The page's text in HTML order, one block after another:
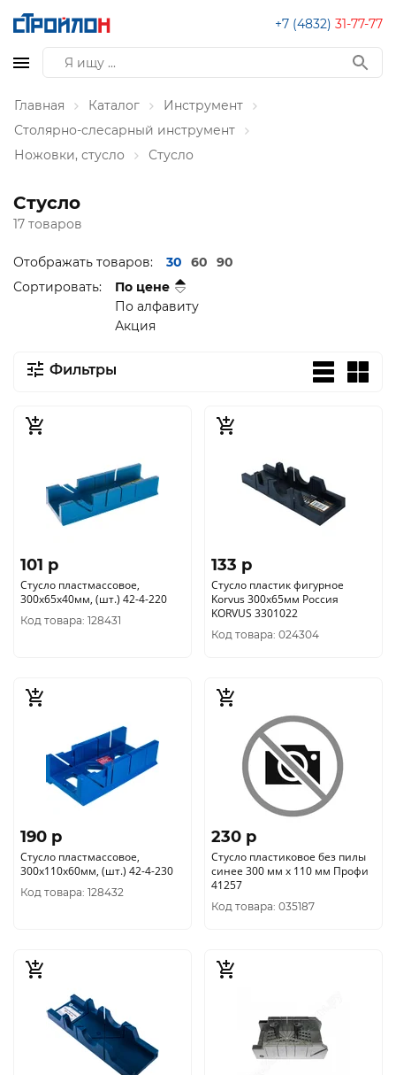
+7 (4832) 31-77-77
Главная Каталог
Инструмент
Столярно-слесарный инструмент
Ножовки, стусло
Стусло
Стусло
17 товаров
Отображать товаров: 30 60
90
Сортировать:
По цене
По алфавиту
Акция
Фильтры
101 p
Стусло пластмассовое,
300х65х40мм, (шт.) 42-4-220
Код товара: 128431
133 p
Стусло пластик фигурное
Korvus 300х65мм Россия
KORVUS 3301022
Код товара: 024304
190 p
Стусло пластмассовое,
300х110х60мм, (шт.) 42-4-230
Код товара: 128432
230 p
Стусло пластиковое без пилы
синее 300 мм х 110 мм Профи
41257
Код товара: 035187